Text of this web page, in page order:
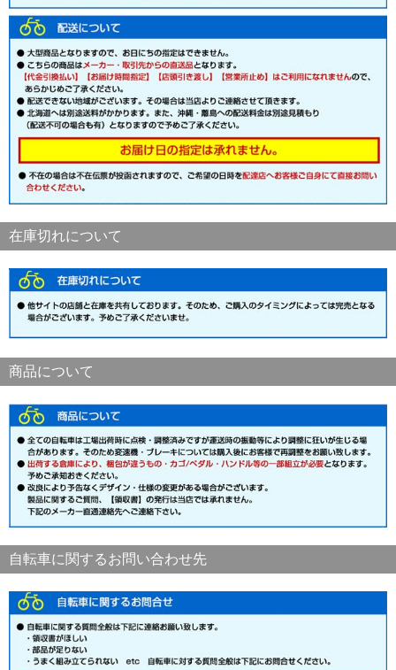
在庫切れについて
商品について
自転車に関するお問い合わせ先